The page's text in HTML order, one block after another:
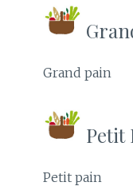
Grand pain
Petit
Petit pain